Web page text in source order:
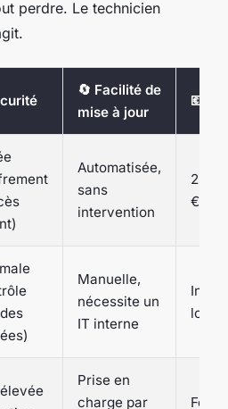
perdre. Le technicien
🔄 Facilité de
mise à jour
💶
Automatisée,
sans
intervention
2-6
€/
Manuelle,
nécessite un
IT interne
lourd
Prise en
charge par